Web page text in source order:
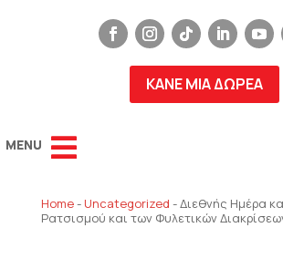
ΚΑΝΕ ΜΙΑ ΔΩΡΕΑ
Home- Uncategorized -Διεθνής Ημέρα
Ρατσισμού και των Φυλετικών